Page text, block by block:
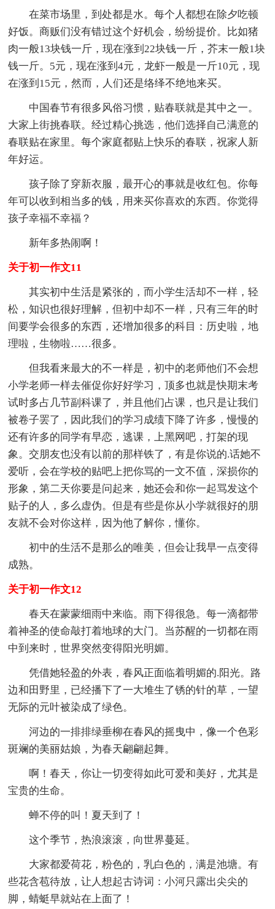
在菜市场里，到处都是水。每个人都想在除夕吃顿
好饭。商贩们没有错过这个好机会，纷纷提价。比如猪
肉一般13块钱一斤，现在涨到22块钱一斤，芥末一般1块
钱一斤。5元，现在涨到4元，龙虾一般是一斤10元，现
在涨到15元，然而，人们还是络绎不绝地来买。
中国春节有很多风俗习惯，贴春联就是其中之一。
大家上街挑春联。经过精心挑选，他们选择自己满意的
春联贴在家里。每个家庭都贴上快乐的春联，祝家人新
年好运。
孩子除了穿新衣服，最开心的事就是收红包。你每
年可以收到相当多的钱，用来买你喜欢的东西。你觉得
孩子幸福不幸福？
新年多热闹啊！
关于初一作文11
其实初中生活是紧张的，而小学生活却不一样，轻
松，知识也很好理解，但初中却不一样，只有三年的时
间要学会很多的东西，还增加很多的科目：历史啦，地
理啦，生物啦……很多。
但我看来最大的不一样是，初中的老师他们不会想
小学老师一样去催促你好好学习，顶多也就是快期末考
试时多占几节副科课了，并且他们占课，也只是让我们
被卷子罢了，因此我们的学习成绩下降了许多，慢慢的
还有许多的同学有早恋，逃课，上黑网吧，打架的现
象。交朋友也没有以前的那样铁了，有是你说的.话她不
爱听，会在学校的贴吧上把你骂的一文不值，深损你的
形象，第二天你要是问起来，她还会和你一起骂发这个
贴子的人，多么虚伪。但是有些是你从小学就很好的朋
友就不会对你这样，因为他了解你，懂你。
初中的生活不是那么的唯美，但会让我早一点变得
成熟。
关于初一作文12
春天在蒙蒙细雨中来临。雨下得很急。每一滴都带
着神圣的使命敲打着地球的大门。当苏醒的一切都在雨
中到来时，世界突然变得阳光明媚。
凭借她轻盈的外表，春风正面临着明媚的.阳光。路
边和田野里，已经播下了一大堆生了锈的针的草，一望
无际的元叶被染成了绿色。
河边的一排排绿垂柳在春风的摇曳中，像一个色彩
斑斓的美丽姑娘，为春天翩翩起舞。
啊！春天，你让一切变得如此可爱和美好，尤其是
宝贵的生命。
蝉不停的叫！夏天到了！
这个季节，热浪滚滚，向世界蔓延。
大家都爱荷花，粉色的，乳白色的，满是池塘。有
些花含苞待放，让人想起古诗词：小河只露出尖尖的
脚，蜻蜓早就站在上面了！